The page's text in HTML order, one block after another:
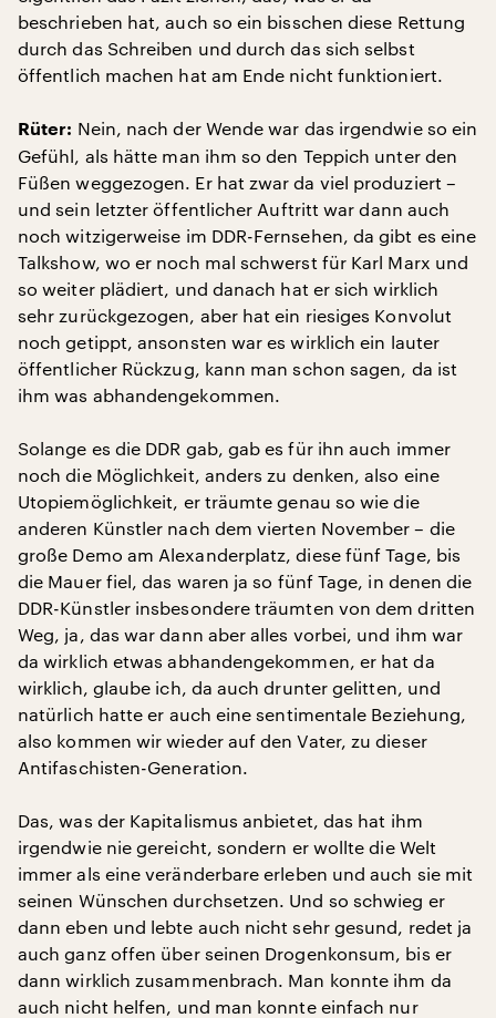
beschrieben hat, auch so ein bisschen diese Rettung
durch das Schreiben und durch das sich selbst
öffentlich machen hat am Ende nicht funktioniert.
Rüter: Nein, nach der Wende war das irgendwie so ein
Gefühl, als hätte man ihm so den Teppich unter den
Füßen weggezogen. Er hat zwar da viel produziert –
und sein letzter öffentlicher Auftritt war dann auch
noch witzigerweise im DDR-Fernsehen, da gibt es eine
Talkshow, wo er noch mal schwerst für Karl Marx und
so weiter plädiert, und danach hat er sich wirklich
sehr zurückgezogen, aber hat ein riesiges Konvolut
noch getippt, ansonsten war es wirklich ein lauter
öffentlicher Rückzug, kann man schon sagen, da ist
ihm was abhandengekommen.
Solange es die DDR gab, gab es für ihn auch immer
noch die Möglichkeit, anders zu denken, also eine
Utopiemöglichkeit, er träumte genau so wie die
anderen Künstler nach dem vierten November – die
große Demo am Alexanderplatz, diese fünf Tage, bis
die Mauer fiel, das waren ja so fünf Tage, in denen die
DDR-Künstler insbesondere träumten von dem dritten
Weg, ja, das war dann aber alles vorbei, und ihm war
da wirklich etwas abhandengekommen, er hat da
wirklich, glaube ich, da auch drunter gelitten, und
natürlich hatte er auch eine sentimentale Beziehung,
also kommen wir wieder auf den Vater, zu dieser
Antifaschisten-Generation.
Das, was der Kapitalismus anbietet, das hat ihm
irgendwie nie gereicht, sondern er wollte die Welt
immer als eine veränderbare erleben und auch sie mit
seinen Wünschen durchsetzen. Und so schwieg er
dann eben und lebte auch nicht sehr gesund, redet ja
auch ganz offen über seinen Drogenkonsum, bis er
dann wirklich zusammenbrach. Man konnte ihm da
auch nicht helfen, und man konnte einfach nur